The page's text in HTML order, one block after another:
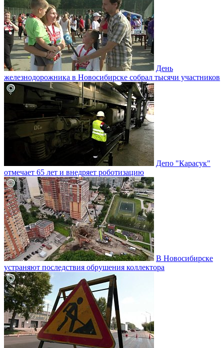
День
железнодорожника в Новосибирске собрал тысячи участников
Депо "Карасук"
отмечает 65 лет и внедряет роботизацию
В Новосибирске
устраняют последствия обрушения коллектора